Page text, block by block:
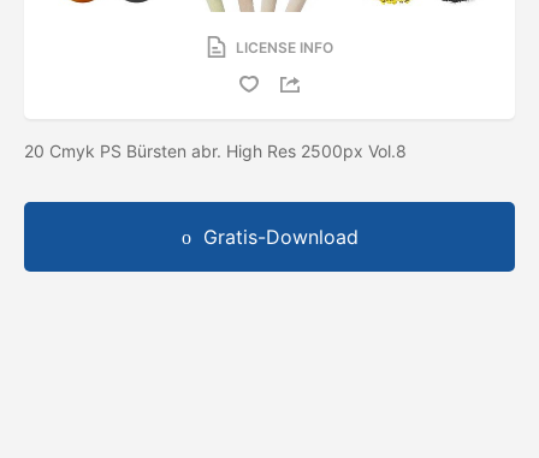
LICENSE INFO
20 Cmyk PS Bürsten abr. High Res 2500px Vol.8
Gratis-Download